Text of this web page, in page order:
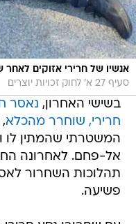
אנשיו של חרירי אזוקים לאחר
סעיף 27 א' לחוק זכויות יוצרים
בשישי האחרון, נאסר
חרירי, שוחרר מהכלא
המשטרתי שהמתין לו
אל-פחם. לאחרונה
תהלוכות השחרור
פשיעה.